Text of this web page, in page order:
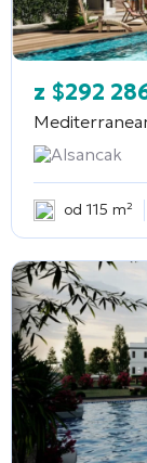
z $292
Alsancak
od 115 m²